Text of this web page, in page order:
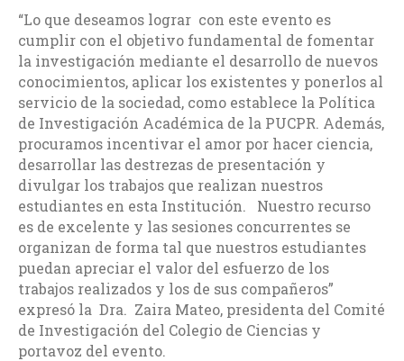
“Lo que deseamos lograr con este evento es
cumplir con el objetivo fundamental de fomentar
la investigación mediante el desarrollo de nuevos
conocimientos, aplicar los existentes y ponerlos al
servicio de la sociedad, como establece la Política
de Investigación Académica de la PUCPR. Además,
procuramos incentivar el amor por hacer ciencia,
desarrollar las destrezas de presentación y
divulgar los trabajos que realizan nuestros
estudiantes en esta Institución. Nuestro recurso
es de excelente y las sesiones concurrentes se
organizan de forma tal que nuestros estudiantes
puedan apreciar el valor del esfuerzo de los
trabajos realizados y los de sus compañeros”
expresó la Dra. Zaira Mateo, presidenta del Comité
de Investigación del Colegio de Ciencias y
portavoz del evento.